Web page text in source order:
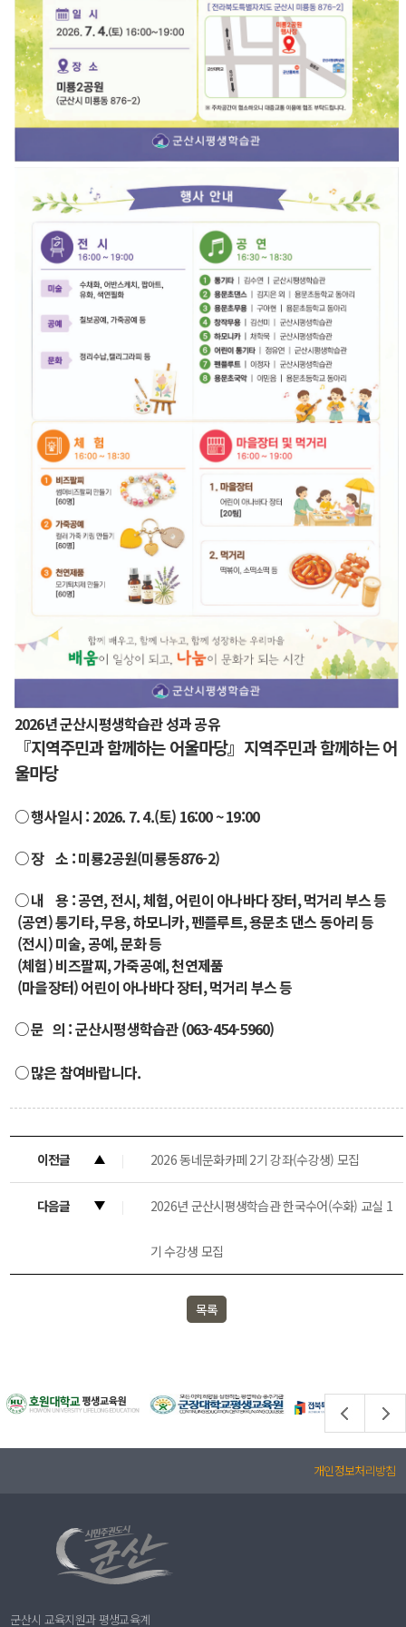
2026년 군산시평생학습관 성과 공유
『지역주민과 함께하는 어울마당』지역주민과 함께하는 어
울마당
○ 행사일시 : 2026. 7. 4.(토) 16:00 ~ 19:00
○ 장 소 : 미룡2공원(미룡동876-2)
○ 내 용 : 공연, 전시, 체험, 어린이 아나바다 장터, 먹거리 부스 등
(공연) 통기타, 무용, 하모니카, 펜플루트, 용문초 댄스 동아리 등
(전시) 미술, 공예, 문화 등
(체험) 비즈팔찌, 가죽공예, 천연제품
(마을장터) 어린이 아나바다 장터, 먹거리 부스 등
○ 문 의 : 군산시평생학습관 (063-454-5960)
○ 많은 참여바랍니다.
이전글 2026 동네문화카페 2기 강좌(수강생) 모집
다음글 2026년 군산시평생학습관 한국수어(수화) 교실 1
기 수강생 모집
목록
개인정보처리방침
군산시 교육지원과 평생교육계